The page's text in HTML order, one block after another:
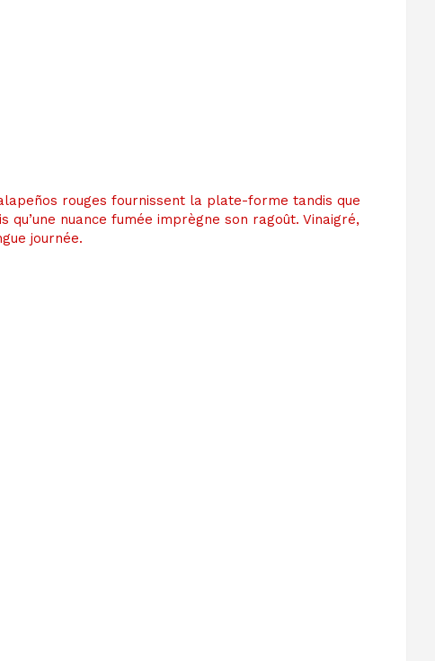
rouges fournissent la plate-forme tandis que
nuance fumée imprègne son ragoût. Vinaigré,
journée.